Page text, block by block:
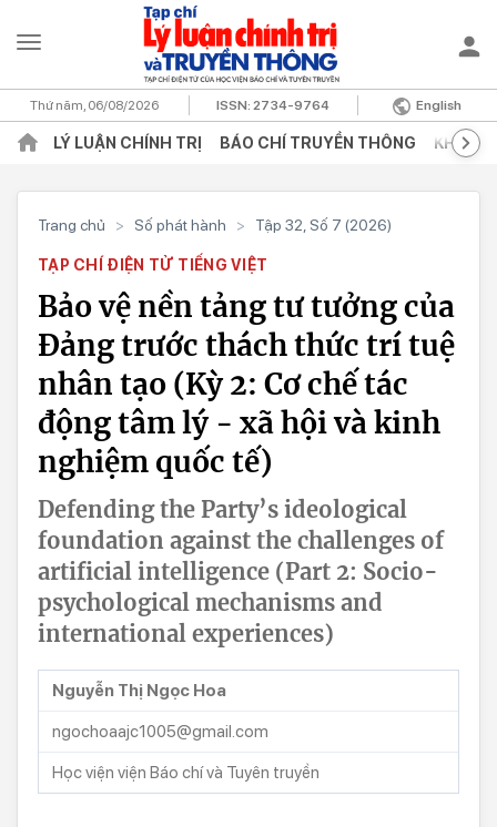
Thứ năm, 06/08/2026 ISSN:2734-9764 English
LÝ LUẬN CHÍNH TRỊ BÁO CHÍ TRUYỀN THÔNG KHOA
Trang chủ > Số phát hành > Tập 32, Số 7 (2026)
TẠP CHÍ ĐIỆN TỬ TIẾNG VIỆT
Bảo vệ nền tảng tư tưởng của
Đảng trước thách thức trí tuệ
nhân tạo (Kỳ 2: Cơ chế tác
động tâm lý - xã hội và kinh
nghiệm quốc tế)
Defending the Party’s ideological
foundation against the challenges of
artificial intelligence (Part 2: Socio-
psychological mechanisms and
international experiences)
Nguyễn Thị Ngọc Hoa
ngochoaajc1005@gmail.com
Học viện viện Báo chí và Tuyên truyền